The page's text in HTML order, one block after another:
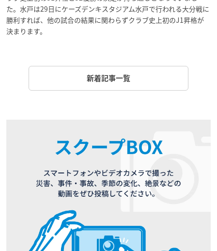
た。水戸は29日にケーズデンキスタジアム水戸で行われる大分戦に
勝利すれば、他の試合の結果に関わらずクラブ史上初のJ1昇格が
決まります。
新着記事一覧